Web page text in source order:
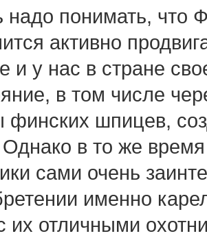
надо понимать, что
активно
и у нас в стране
в том числе
финских шпицев,
в то же
сами очень
именно
их отличными